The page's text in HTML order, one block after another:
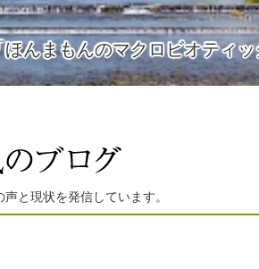
ほんまもんのマクロビオティ
と現状を発信しています。